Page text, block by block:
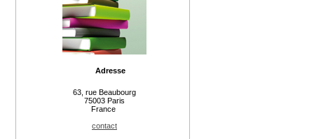
Adresse
63, rue Beaubourg
75003 Paris
France
contact